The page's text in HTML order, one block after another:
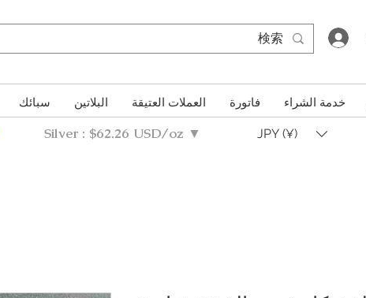
سبائك البلاتين العملات العتيقة فاتورة خدمة الشراء
Silver : $62.26 USD/oz ▼ JPY (¥)